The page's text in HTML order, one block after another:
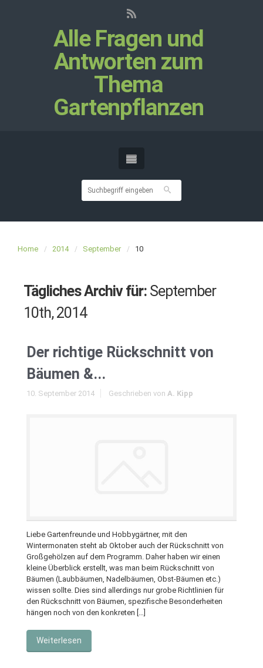
Alle Fragen und
Antworten zum
Thema
Gartenpflanzen
Home 2014 September 10
Tägliches Archiv für: September
10th, 2014
Der richtige Rückschnitt von
Bäumen &...
10. September 2014 Geschrieben von A. Kipp
Liebe Gartenfreunde und Hobbygärtner, mit den
Wintermonaten steht ab Oktober auch der Rückschnitt von
Großgehölzen auf dem Programm. Daher haben wir einen
kleine Überblick erstellt, was man beim Rückschnitt von
Bäumen (Laubbäumen, Nadelbäumen, Obst-Bäumen etc.)
wissen sollte. Dies sind allerdings nur grobe Richtlinien für
den Rückschnitt von Bäumen, spezifische Besonderheiten
hängen noch von den konkreten […]
Weiterlesen